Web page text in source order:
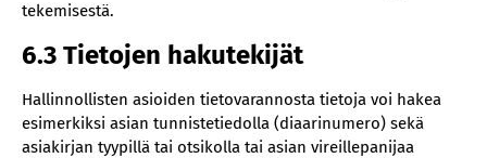
tekemisestä.
6.3 Tietojen hakutekijät
Hallinnollisten asioiden tietovarannosta tietoja voi hakea
esimerkiksi asian tunnistetiedolla (diaarinumero) sekä
asiakirjan tyypillä tai otsikolla tai asian vireillepanijaa